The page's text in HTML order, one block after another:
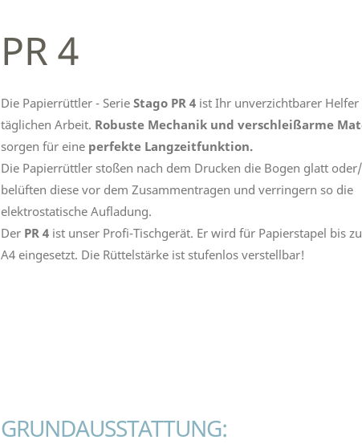
PR 4
Die Papierrüttler - Serie Stago PR 4 ist Ihr unverzichtbarer Helfer
täglichen Arbeit. Robuste Mechanik und verschleißarme
sorgen für eine perfekte Langzeitfunktion.
Die Papierrüttler stoßen nach dem Drucken die Bogen glatt
belüften diese vor dem Zusammentragen und verringern so die
elektrostatische Aufladung.
Der PR 4 ist unser Profi-Tischgerät. Er wird für Papierstapel bis
A4 eingesetzt. Die Rüttelstärke ist stufenlos verstellbar!
GRUNDAUSSTATTUNG: